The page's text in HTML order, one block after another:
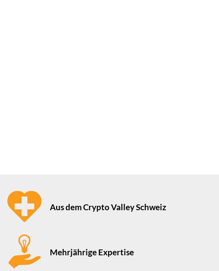
Aus dem Crypto Valley Schweiz
Mehrjährige Expertise